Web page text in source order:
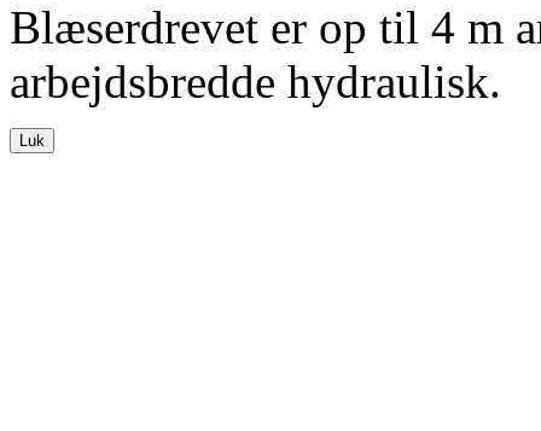
Blæserdrevet er op til 4 m
arbejdsbredde hydraulisk.
Luk